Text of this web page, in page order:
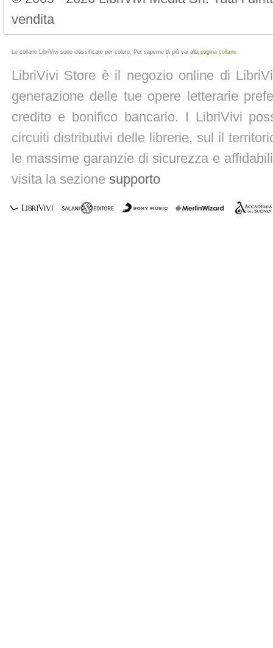
vendita
Le collane LibriVivi sono classificate per colore. Per saperne di più vai alla pagina collane
LibriVivi Store è il negozio online di
generazione delle tue opere letterarie
credito e bonifico bancario. I LibriVivi
circuiti distributivi delle librerie, sul il
le massime garanzie di sicurezza e
visita la sezione supporto